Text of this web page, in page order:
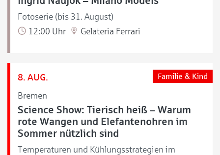
Fotoserie (bis 31. August)
12:00 Uhr
Gelateria Ferrari
8. AUG.
Bremen
Familie & Kind
Science Show: Tierisch heiß – Warum
rote Wangen und Elefantenohren im
Sommer nützlich sind
Temperaturen und Kühlungsstrategien im